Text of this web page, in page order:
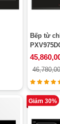
Bếp từ
Giảm 30%